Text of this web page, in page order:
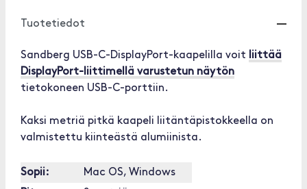
Tuotetiedot
Sandberg USB-C-DisplayPort-kaapelilla voit
liittää
DisplayPort-liittimellä varustetun näytön
tietokoneen USB-C-porttiin.
Kaksi metriä pitkä kaapeli liitäntäpistokkeella on
valmistettu kiinteästä alumiinista.
Sopii:
Mac OS, Windows